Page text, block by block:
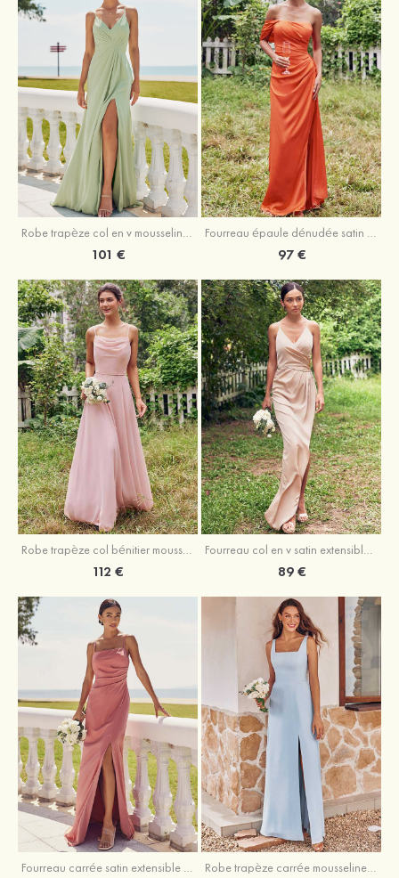
Robe trapèze col en v mousseline ras du sol robe de demoiselle d'honneur
101 €
Fourreau épaule dénudée satin extensible ras du sol robe de demoiselle d'honneur
97 €
Robe trapèze col bénitier mousseline ras du sol robe de demoiselle d'honneur
112 €
Fourreau col en v satin extensible asymétrique robe de demoiselle d'honneur
89 €